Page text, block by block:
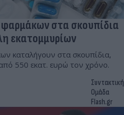
φαρμάκων στα σκουπίδια
εκατομμυρίων
καταλήγουν στα σκουπίδια,
550 εκατ. ευρώ τον χρόνο.
Συντακτική
Ομάδα
Flash.gr